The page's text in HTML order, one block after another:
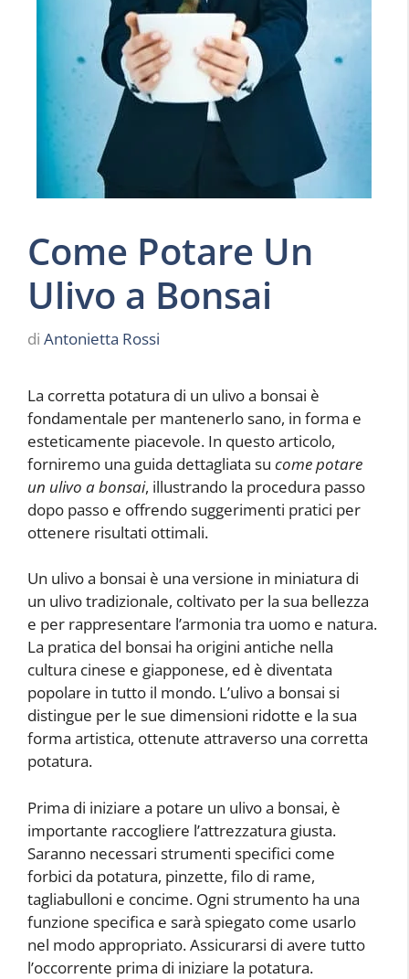
Come Potare Un
Ulivo a Bonsai
di Antonietta Rossi
La corretta potatura di un ulivo a bonsai è
fondamentale per mantenerlo sano, in forma e
esteticamente piacevole. In questo articolo,
forniremo una guida dettagliata su come potare
un ulivo a bonsai, illustrando la procedura passo
dopo passo e offrendo suggerimenti pratici per
ottenere risultati ottimali.
Un ulivo a bonsai è una versione in miniatura di
un ulivo tradizionale, coltivato per la sua bellezza
e per rappresentare l’armonia tra uomo e natura.
La pratica del bonsai ha origini antiche nella
cultura cinese e giapponese, ed è diventata
popolare in tutto il mondo. L’ulivo a bonsai si
distingue per le sue dimensioni ridotte e la sua
forma artistica, ottenute attraverso una corretta
potatura.
Prima di iniziare a potare un ulivo a bonsai, è
importante raccogliere l’attrezzatura giusta.
Saranno necessari strumenti specifici come
forbici da potatura, pinzette, filo di rame,
tagliabulloni e concime. Ogni strumento ha una
funzione specifica e sarà spiegato come usarlo
nel modo appropriato. Assicurarsi di avere tutto
l’occorrente prima di iniziare la potatura.